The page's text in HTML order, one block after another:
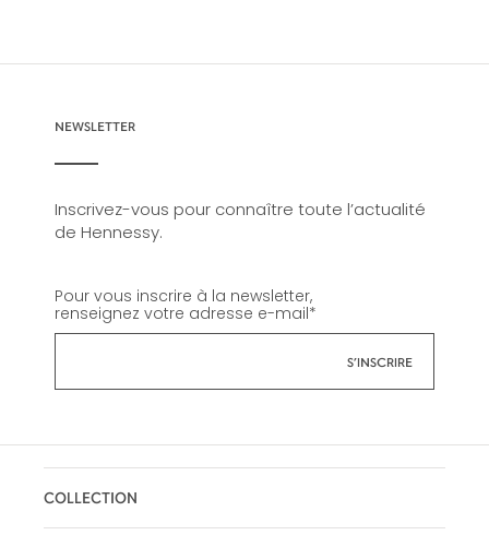
NEWSLETTER
Inscrivez-vous pour connaître toute l’actualité
de Hennessy.
Pour vous inscrire à la newsletter,
renseignez votre adresse e-mail*
COLLECTION